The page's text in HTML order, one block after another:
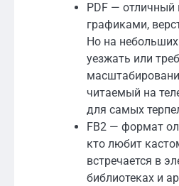
PDF — отличный
графиками,
Но на
уезжать или
читаемый на
для самых
FB2 — формат
кто любит
встречается в
библиотеках и